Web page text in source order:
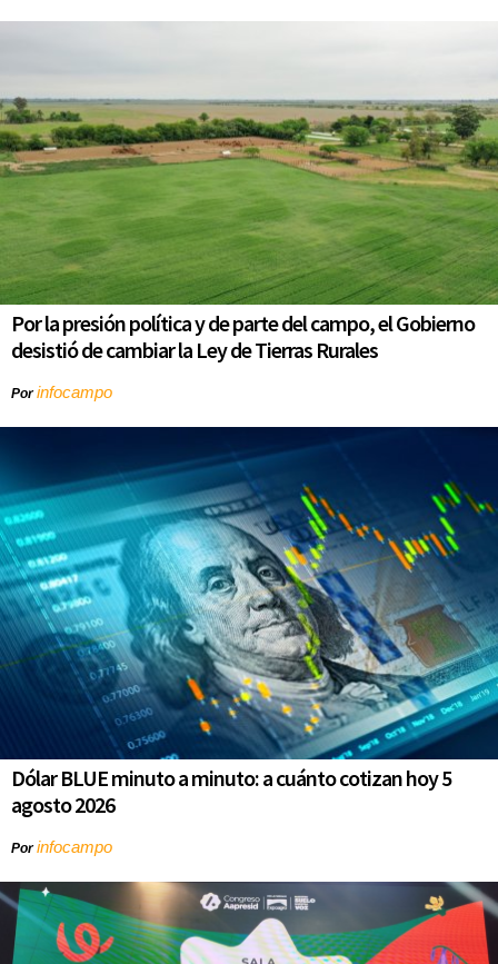
Por la presión política y de parte del campo, el Gobierno
desistió de cambiar la Ley de Tierras Rurales
Porinfocampo
Dólar BLUE minuto a minuto: a cuánto cotizan hoy 5
agosto 2026
Porinfocampo